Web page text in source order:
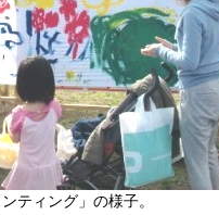
ティング」の様子。